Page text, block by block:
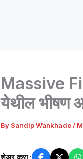
Massive
येथील भीषण
By Sandip Wankhade /
शेअर करा :